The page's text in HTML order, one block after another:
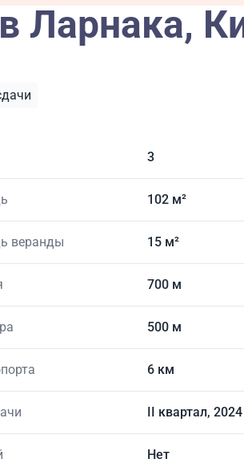
Ларнака,
3
102 м²
веранды 15 м²
700 м
500 м
6 км
II квартал, 2024
Нет